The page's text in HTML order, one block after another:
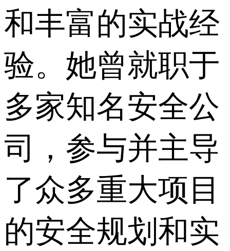
和丰富的实战经
验。她曾就职于
多家知名安全公
司，参与并主导
了众多重大项目
的安全规划和实